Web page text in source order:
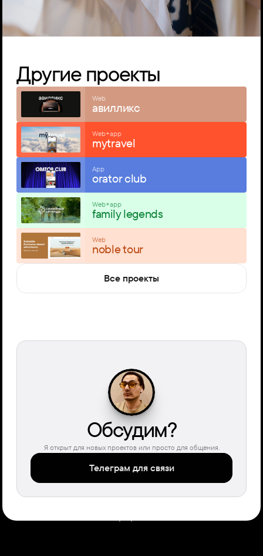
Другие проекты
Web
авилликс
Web+app
mytravel
App
orator club
Web+app
family legends
Web
noble tour
Все проекты
Обсудим?
Я открыт для новых проектов или просто для общения.
Телеграм для связи
Главная
О себе